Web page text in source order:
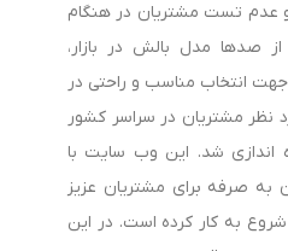
تطبیق با فرم سر و گردن،
ارائه می‌دهند.
و عدم تست مشتریان در هنگام
صدها مدل بالش در بازار،
انتخاب مناسب و راحتی در
نظر مشتریان در سراسر کشور
اندازی شد. این وب سایت با
به صرفه برای مشتریان عزیز
به کار کرده است. در این